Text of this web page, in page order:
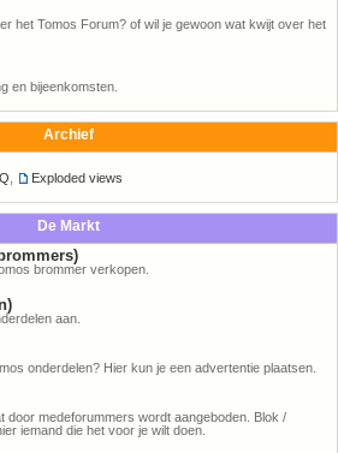
het Tomos Forum? of wil je gewoon wat kwijt over het
en bijeenkomsten.
Archief
Exploded views
De Markt
brommer verkopen.
aan.
onderdelen? Hier kun je een advertentie plaatsen.
door medeforummers wordt aangeboden. Blok /
iemand die het voor je wilt doen.